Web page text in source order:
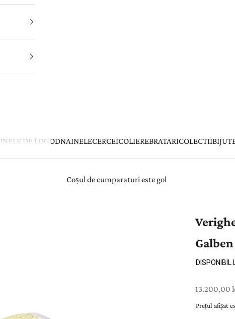
INELE DE LOGODNAINELECERCEICOLIEREBRATARICOLECTII
Coșul de cumparaturi este gol
Galben
DISPONIBIL
Preț cu
13.200,00
Prețul afișat